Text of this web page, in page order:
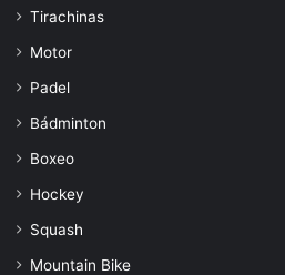
Tirachinas
Motor
Padel
Bádminton
Boxeo
Hockey
Squash
Mountain Bike